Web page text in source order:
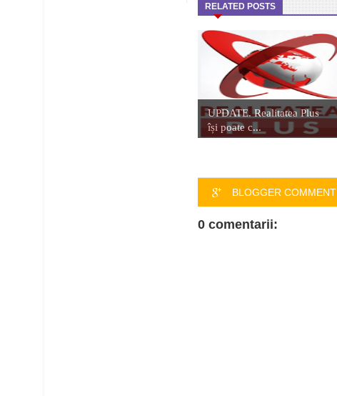
RELATED POSTS
UPDATE. Realitatea Plus
își poate c...
BLOGGER COMMENT
0 comentarii: